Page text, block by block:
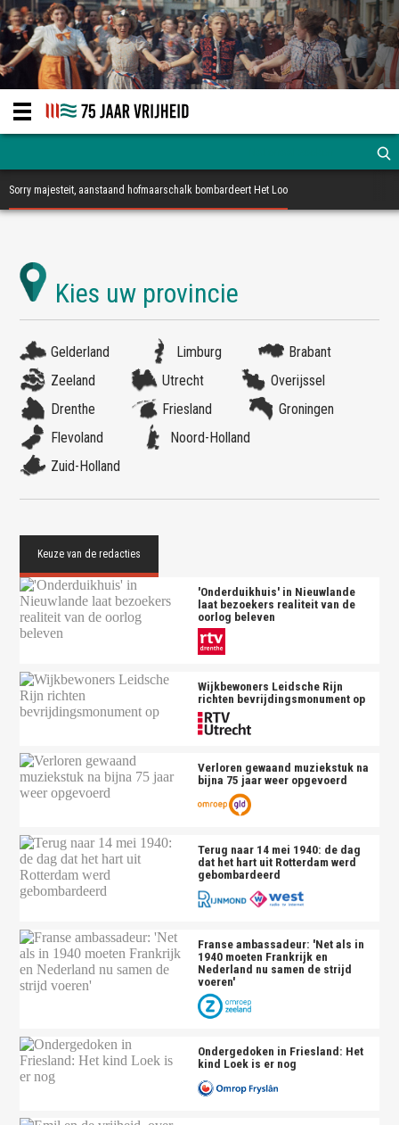
Sorry majesteit, aanstaand hofmaarschalk bombardeert Het Loo
Gelderland Limburg
Brabant
Zeeland
Utrecht
Overijssel
Drenthe
Friesland
Groningen
Flevoland
Noord-Holland
Zuid-Holland
'Onderduikhuis' in Nieuwlande
laat bezoekers realiteit van de
oorlog beleven
Wijkbewoners Leidsche Rijn
richten bevrijdingsmonument op
Verloren gewaand muziekstuk na
bijna 75 jaar weer opgevoerd
Terug naar 14 mei 1940: de dag
dat het hart uit Rotterdam werd
gebombardeerd
Franse ambassadeur: 'Net als in
1940 moeten Frankrijk en
Nederland nu samen de strijd
voeren'
Ondergedoken in Friesland: Het
kind Loek is er nog